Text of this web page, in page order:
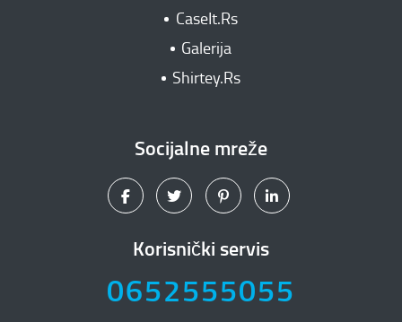
CaseIt.Rs
Galerija
Shirtey.Rs
Socijalne mreže
Korisnički servis
0652555055